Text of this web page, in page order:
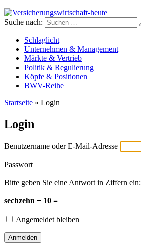
Versicherungswirtschaft-heute
Suche nach:
Schlaglicht
Unternehmen & Management
Märkte & Vertrieb
Politik & Regulierung
Köpfe & Positionen
BWV-Reihe
Startseite » Login
Login
Benutzername oder E-Mail-Adresse
Passwort
Bitte geben Sie eine Antwort in Ziffern ein:
sechzehn − 10 =
Angemeldet bleiben